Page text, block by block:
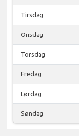
Tirsdag
Onsdag
Torsdag
Fredag
Lørdag
Søndag